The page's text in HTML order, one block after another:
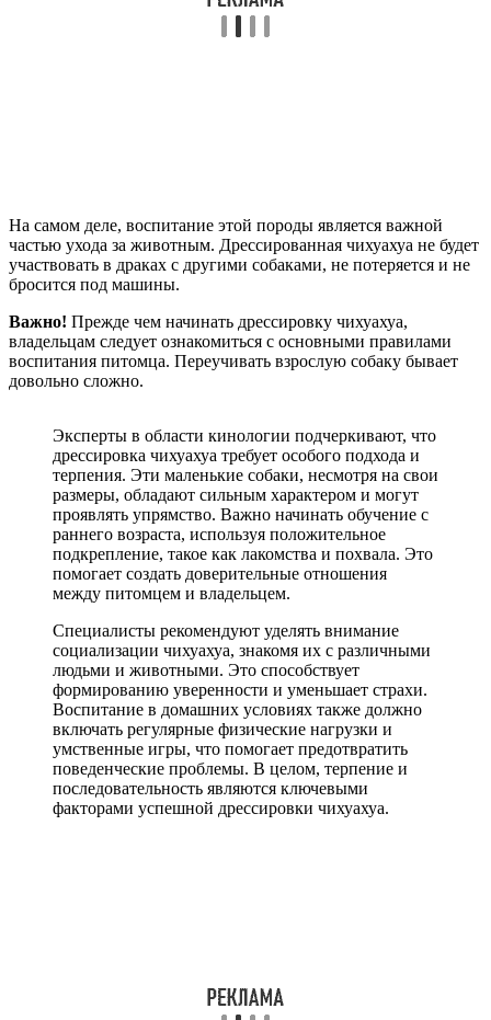
На самом деле, воспитание этой породы является важной
частью ухода за животным. Дрессированная чихуахуа не будет
участвовать в драках с другими собаками, не потеряется и не
бросится под машины.
Важно! Прежде чем начинать дрессировку чихуахуа,
владельцам следует ознакомиться с основными правилами
воспитания питомца. Переучивать взрослую собаку бывает
довольно сложно.
Эксперты в области кинологии подчеркивают, что
дрессировка чихуахуа требует особого подхода и
терпения. Эти маленькие собаки, несмотря на свои
размеры, обладают сильным характером и могут
проявлять упрямство. Важно начинать обучение с
раннего возраста, используя положительное
подкрепление, такое как лакомства и похвала. Это
помогает создать доверительные отношения
между питомцем и владельцем.
Специалисты рекомендуют уделять внимание
социализации чихуахуа, знакомя их с различными
людьми и животными. Это способствует
формированию уверенности и уменьшает страхи.
Воспитание в домашних условиях также должно
включать регулярные физические нагрузки и
умственные игры, что помогает предотвратить
поведенческие проблемы. В целом, терпение и
последовательность являются ключевыми
факторами успешной дрессировки чихуахуа.